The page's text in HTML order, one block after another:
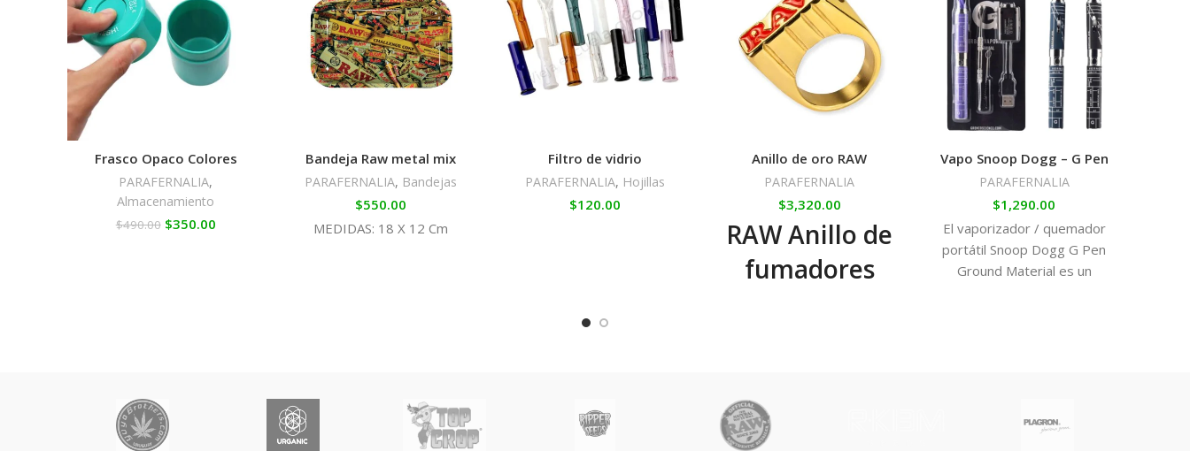
Frasco Opaco Colores
PARAFERNALIA,
Almacenamiento
$490.00 $350.00
Bandeja Raw metal mix
PARAFERNALIA, Bandejas
$550.00
MEDIDAS: 18 X 12 Cm
Filtro de vidrio
PARAFERNALIA, Hojillas
$120.00
Anillo de oro RAW
PARAFERNALIA
$3,320.00
RAW Anillo de
fumadores
Simplemente
desliza tu
Vapo Snoop Dogg – G Pen
PARAFERNALIA
$1,290.00
El vaporizador / quemador
portátil Snoop Dogg G Pen
Ground Material es un
inoxidable en su base y